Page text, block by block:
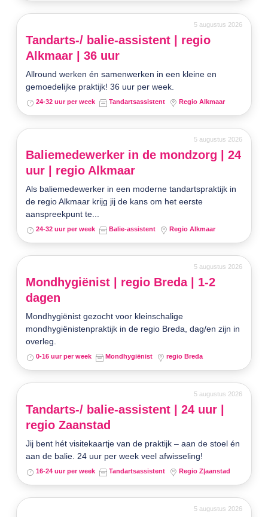
5 augustus 2026
Tandarts-/ balie-assistent | regio
Alkmaar | 36 uur
Allround werken én samenwerken in een kleine en
gemoedelijke praktijk! 36 uur per week.
24-32 uur per week Tandartsassistent Regio Alkmaar
5 augustus 2026
Baliemedewerker in de mondzorg | 24
uur | regio Alkmaar
Als baliemedewerker in een moderne tandartspraktijk in
de regio Alkmaar krijg jij de kans om het eerste
aanspreekpunt te...
24-32 uur per week Balie-assistent Regio Alkmaar
5 augustus 2026
Mondhygiënist | regio Breda | 1-2
dagen
Mondhygiënist gezocht voor kleinschalige
mondhygiënistenpraktijk in de regio Breda, dag/en zijn in
overleg.
0-16 uur per week Mondhygiënist regio Breda
5 augustus 2026
Tandarts-/ balie-assistent | 24 uur |
regio Zaanstad
Jij bent hét visitekaartje van de praktijk – aan de stoel én
aan de balie. 24 uur per week veel afwisseling!
16-24 uur per week Tandartsassistent Regio Z|aanstad
5 augustus 2026